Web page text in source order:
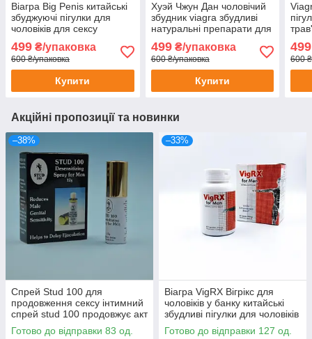
Віагра Big Penis китайські
збуджуючі пігулки для
чоловіків для сексу
потенції ерекції потужний
збуджуючий засіб Viagra
12 шт
499 ₴/упаковка
600 ₴/упаковка
Купити
Хуэй Чжун Дан чоловічий
збудник viagra збудливі
натуральні препарати для
чоловіків 5 шт
499₴/упаковка
600 ₴/упаковка
Купити
499
600
Акційні пропозиції та новинки
–38%
Спрей Stud 100 для
продовження сексу інтимний
спрей stud 100 продовжує акт
препарати для потенції
Готово до відправки 83 од.
–33%
Віагра VigRХ Вігрікс для
чоловіків у банку китайські
збудливі пігулки для чоловіків
трав'яна viagra 60шт
Готово до відправки 127 од.